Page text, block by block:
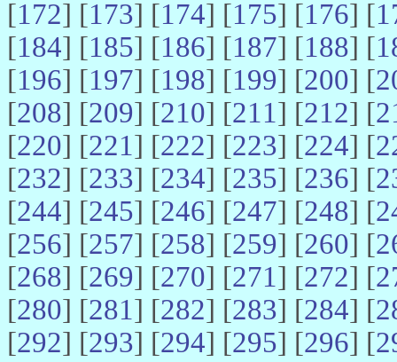
[172] [173] [174] [175] [176] [
[184] [185] [186] [187] [188] [
[196] [197] [198] [199] [200] [
[208] [209] [210] [211] [212] [
[220] [221] [222] [223] [224] [
[232] [233] [234] [235] [236] [
[244] [245] [246] [247] [248] [
[256] [257] [258] [259] [260] [
[268] [269] [270] [271] [272] [
[280] [281] [282] [283] [284] [
[292] [293] [294] [295] [296] [